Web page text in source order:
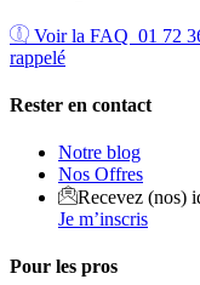
Voir la FAQ 01 72
rappelé
Rester en contact
Notre blog
Nos Offres
Recevez (nos)
Je m’inscris
Pour les pros